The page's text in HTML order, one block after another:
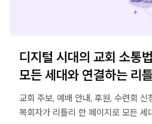
디지털 시대의 교회 소통
모든 세대와 연결하는 리
교회 주보, 예배 안내, 후원, 수련회
목회자가 리틀리 한 페이지로 모든 세